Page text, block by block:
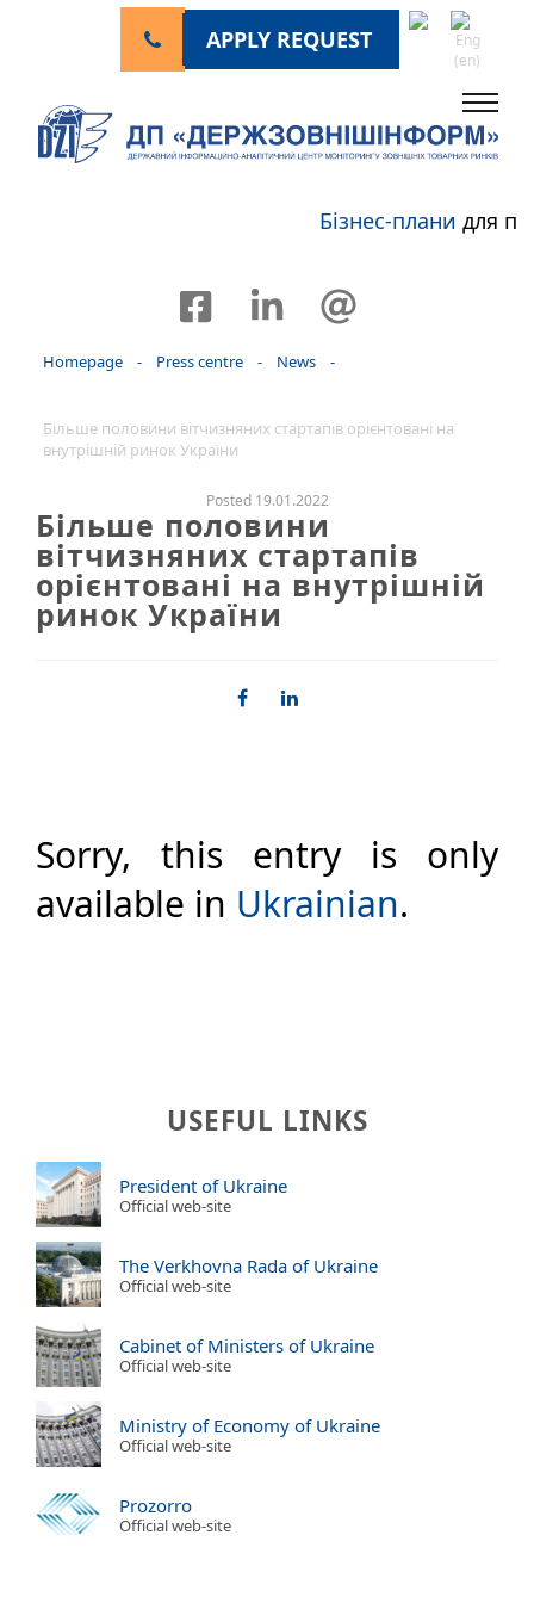
APPLY REQUEST
Бізнес-планидля
Homepage - Press centre - News -
Більше половини вітчизняних стартапів орієнтовані на
внутрішній ринок України
Posted 19.01.2022
Більше половини
вітчизняних стартапів
орієнтовані на внутрішній
ринок України
Sorry, this entry is only
available in Ukrainian.
USEFUL LINKS
President of Ukraine
Official web-site
The Verkhovna Rada of Ukraine
Official web-site
Cabinet of Ministers of Ukraine
Official web-site
Ministry of Economy of Ukraine
Official web-site
Prozorro
Official web-site